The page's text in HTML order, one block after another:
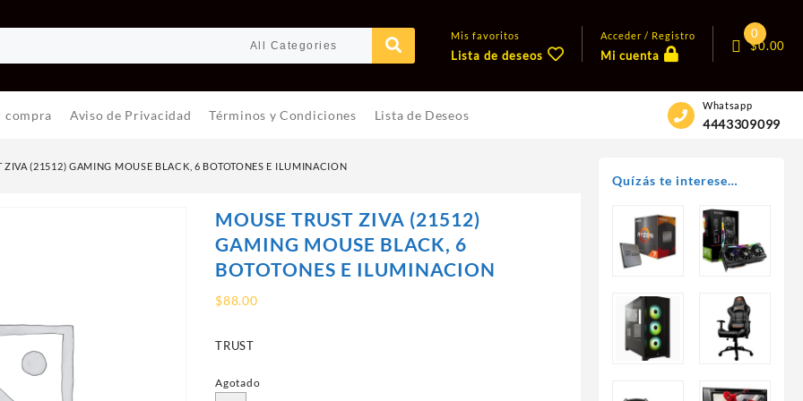
Mis favoritos
Lista de deseos
Acceder / Registro
Mi cuenta
0
$0.00
compra Aviso de Privacidad Términos y Condiciones Lista de Deseos
Whatsapp
4443309099
ZIVA (21512) GAMING MOUSE BLACK, 6 BOTOTONES E ILUMINACION
MOUSE TRUST ZIVA (21512)
GAMING MOUSE BLACK, 6
BOTOTONES E ILUMINACION
$88.00
TRUST
Agotado
Quízás te interese…